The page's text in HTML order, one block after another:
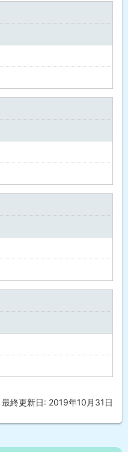
最終更新日: 2019年10月31日